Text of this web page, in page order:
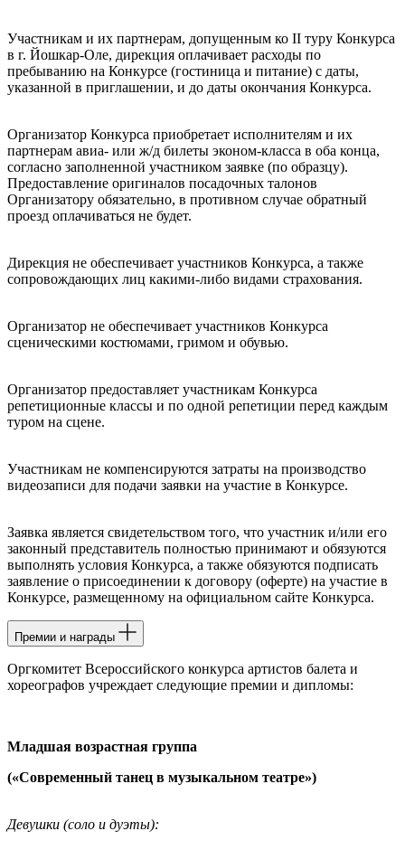
Участникам и их партнерам, допущенным ко II туру Конкурса
в г. Йошкар-Оле, дирекция оплачивает расходы по
пребыванию на Конкурсе (гостиница и питание) с даты,
указанной в приглашении, и до даты окончания Конкурса.
Организатор Конкурса приобретает исполнителям и их
партнерам авиа- или ж/д билеты эконом-класса в оба конца,
согласно заполненной участником заявке (по образцу).
Предоставление оригиналов посадочных талонов
Организатору обязательно, в противном случае обратный
проезд оплачиваться не будет.
Дирекция не обеспечивает участников Конкурса, а также
сопровождающих лиц какими-либо видами страхования.
Организатор не обеспечивает участников Конкурса
сценическими костюмами, гримом и обувью.
Организатор предоставляет участникам Конкурса
репетиционные классы и по одной репетиции перед каждым
туром на сцене.
Участникам не компенсируются затраты на производство
видеозаписи для подачи заявки на участие в Конкурсе.
Заявка является свидетельством того, что участник и/или его
законный представитель полностью принимают и обязуются
выполнять условия Конкурса, а также обязуются подписать
заявление о присоединении к договору (оферте) на участие в
Конкурсе, размещенному на официальном сайте Конкурса.
Премии и награды
Оргкомитет Всероссийского конкурса артистов балета и
хореографов учреждает следующие премии и дипломы:
Младшая возрастная группа
(«Современный танец в музыкальном театре»)
Девушки (соло и дуэты):